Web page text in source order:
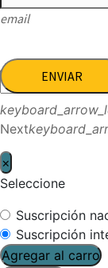
email
ENVIAR
Next
×
Seleccione
Suscripción
Suscripción
Agregar al carro